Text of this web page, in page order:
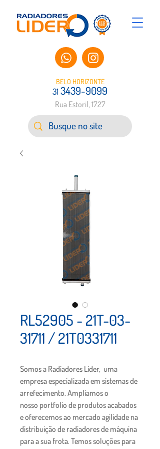
BELO HORIZONTE
313439-9099
Rua Estoril, 1727
RL52905 - 21T-03-
31711 / 21T0331711
Somos a Radiadores Lider,  uma
empresa especializada em sistemas de
arrefecimento. Ampliamos o
nosso portfolio de produtos acabados
e oferecemos ao mercado agilidade na
distribuição de radiadores de máquina
para a sua frota. Temos soluções para